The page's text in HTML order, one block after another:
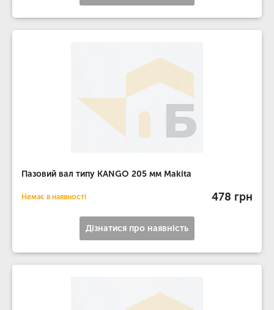
Пазовий вал типу KANGO 205 мм Makita
Немає в наявності 478 грн
Дізнатися про наявність